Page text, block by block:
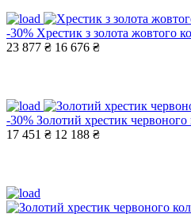
-30% Хрестик з золота жовтого
23 877 ₴ 16 676 ₴
-30% Золотий хрестик
17 451 ₴ 12 188 ₴